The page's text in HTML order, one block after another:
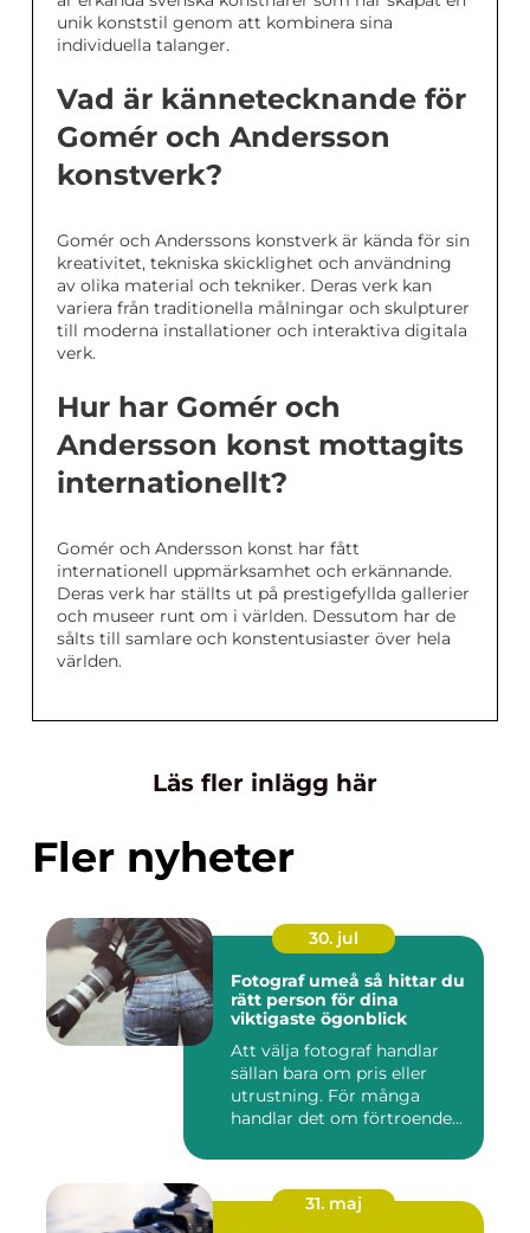
unik konststil genom att kombinera sina
individuella talanger.
Vad är kännetecknande för
Gomér och Andersson
konstverk?
Gomér och Anderssons konstverk är kända för sin
kreativitet, tekniska skicklighet och användning
av olika material och tekniker. Deras verk kan
variera från traditionella målningar och skulpturer
till moderna installationer och interaktiva digitala
verk.
Hur har Gomér och
Andersson konst mottagits
internationellt?
Gomér och Andersson konst har fått
internationell uppmärksamhet och erkännande.
Deras verk har ställts ut på prestigefyllda gallerier
och museer runt om i världen. Dessutom har de
sålts till samlare och konstentusiaster över hela
världen.
Läs fler inlägg här
Fler nyheter
30. jul
Fotograf umeå så hittar du
rätt person för dina
viktigaste ögonblick
Att välja fotograf handlar
sällan bara om pris eller
utrustning. För många
handlar det om förtroende...
31. maj